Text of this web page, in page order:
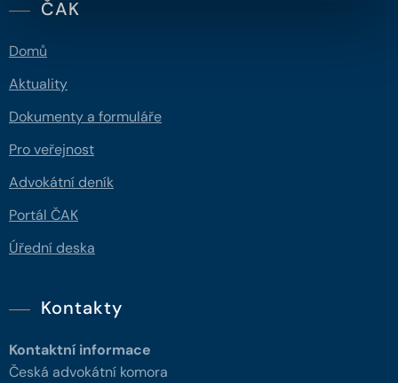
ČAK
Domů
Aktuality
Dokumenty a formuláře
Pro veřejnost
Advokátní deník
Portál ČAK
Úřední deska
Kontakty
Kontaktní informace
Česká advokátní komora